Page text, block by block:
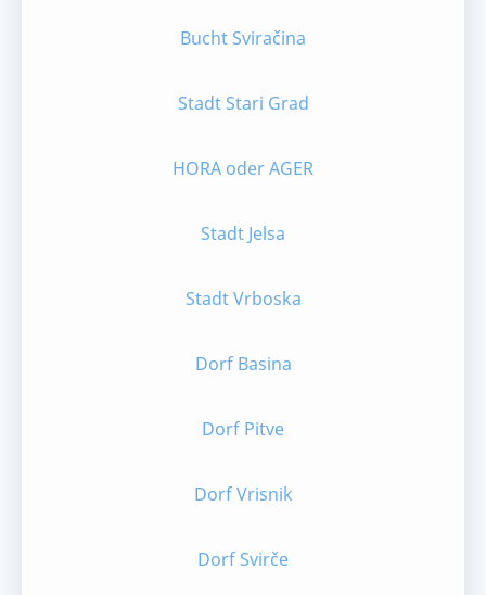
Bucht Sviračina
Stadt Stari Grad
HORA oder AGER
Stadt Jelsa
Stadt Vrboska
Dorf Basina
Dorf Pitve
Dorf Vrisnik
Dorf Svirče